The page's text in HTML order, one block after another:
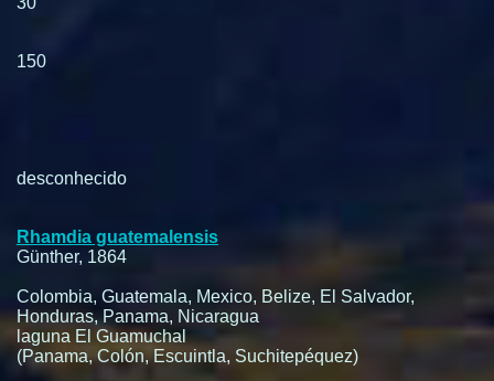
150
desconhecido
Rhamdia guatemalensis
Günther, 1864
Colombia, Guatemala, Mexico, Belize, El Salvador,
Honduras, Panama, Nicaragua
laguna El Guamuchal
(Panama, Colón, Escuintla, Suchitepéquez)